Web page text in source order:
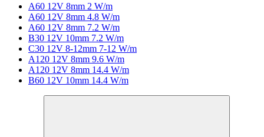
A60 12V 8mm 2 W/m
A60 12V 8mm 4.8 W/m
A60 12V 8mm 7.2 W/m
B30 12V 10mm 7.2 W/m
C30 12V 8-12mm 7-12 W/m
A120 12V 8mm 9.6 W/m
A120 12V 8mm 14.4 W/m
B60 12V 10mm 14.4 W/m